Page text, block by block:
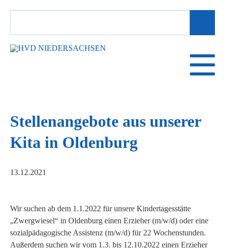
SUCHBEGRIFFE
Stellenangebote aus unserer
Kita in Oldenburg
13.12.2021
Wir suchen ab dem 1.1.2022 für unsere Kindertagesstätte
„Zwergwiesel“ in Oldenburg einen Erzieher (m/w/d) oder eine
sozialpädagogische Assistenz (m/w/d) für 22 Wochenstunden.
Außerdem suchen wir vom 1.3. bis 12.10.2022 einen Erzieher